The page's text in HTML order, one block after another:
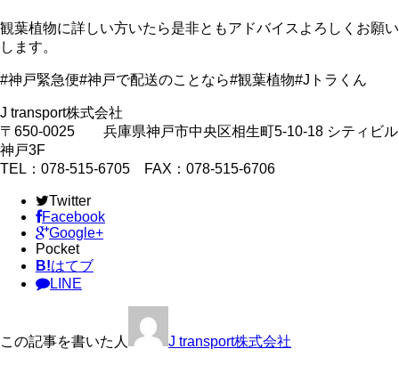
観葉植物に詳しい方いたら是非ともアドバイスよろしくお願い
します。
#神戸緊急便#神戸で配送のことなら#観葉植物#Jトラくん
J transport株式会社
〒650-0025 兵庫県神戸市中央区相生町5-10-18 シティビル
神戸3F
TEL：078-515-6705 FAX：078-515-6706
Twitter
Facebook
Google+
Pocket
B!はてブ
LINE
この記事を書いた人 J transport株式会社